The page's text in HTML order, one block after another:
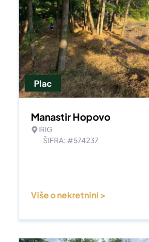
Plac
Manastir Hopovo
IRIG
ŠIFRA: #574237
Više o nekretnini >